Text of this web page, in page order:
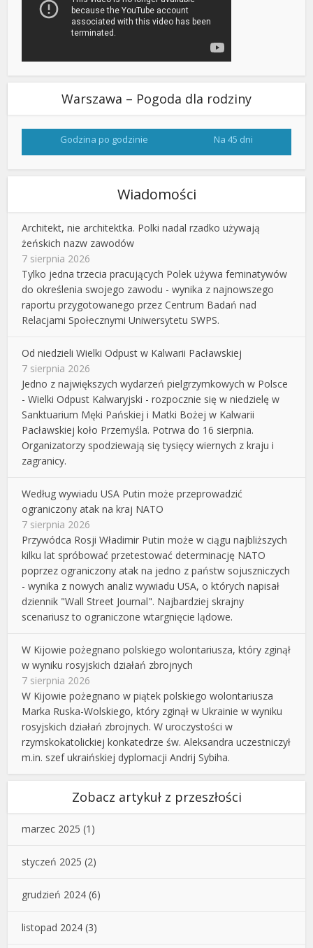
Warszawa – Pogoda dla rodziny
Godzina po godzinie Na 45 dni
Wiadomości
Architekt, nie architektka. Polki nadal rzadko używają
żeńskich nazw zawodów
7 sierpnia 2026
Tylko jedna trzecia pracujących Polek używa feminatywów
do określenia swojego zawodu - wynika z najnowszego
raportu przygotowanego przez Centrum Badań nad
Relacjami Społecznymi Uniwersytetu SWPS.
Od niedzieli Wielki Odpust w Kalwarii Pacławskiej
7 sierpnia 2026
Jedno z największych wydarzeń pielgrzymkowych w Polsce
- Wielki Odpust Kalwaryjski - rozpocznie się w niedzielę w
Sanktuarium Męki Pańskiej i Matki Bożej w Kalwarii
Pacławskiej koło Przemyśla. Potrwa do 16 sierpnia.
Organizatorzy spodziewają się tysięcy wiernych z kraju i
zagranicy.
Według wywiadu USA Putin może przeprowadzić
ograniczony atak na kraj NATO
7 sierpnia 2026
Przywódca Rosji Władimir Putin może w ciągu najbliższych
kilku lat spróbować przetestować determinację NATO
poprzez ograniczony atak na jedno z państw sojuszniczych
- wynika z nowych analiz wywiadu USA, o których napisał
dziennik "Wall Street Journal". Najbardziej skrajny
scenariusz to ograniczone wtargnięcie lądowe.
W Kijowie pożegnano polskiego wolontariusza, który zginął
w wyniku rosyjskich działań zbrojnych
7 sierpnia 2026
W Kijowie pożegnano w piątek polskiego wolontariusza
Marka Ruska-Wolskiego, który zginął w Ukrainie w wyniku
rosyjskich działań zbrojnych. W uroczystości w
rzymskokatolickiej konkatedrze św. Aleksandra uczestniczył
m.in. szef ukraińskiej dyplomacji Andrij Sybiha.
Zobacz artykuł z przeszłości
marzec 2025 (1)
styczeń 2025 (2)
grudzień 2024 (6)
listopad 2024 (3)